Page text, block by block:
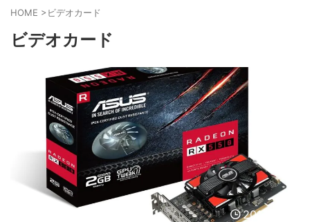
HOME >ビデオカード
ビデオカード
2017/5/11